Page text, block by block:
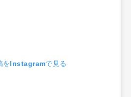
をInstagramで見る